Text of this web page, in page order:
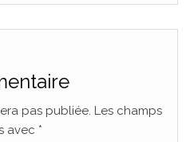
pas publiée. Les champs
avec *